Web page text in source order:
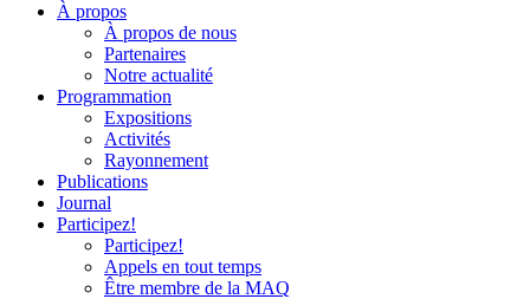
À propos
À propos de nous
Partenaires
Notre actualité
Programmation
Expositions
Activités
Rayonnement
Publications
Journal
Participez!
Participez!
Appels en tout temps
Être membre de la MAQ